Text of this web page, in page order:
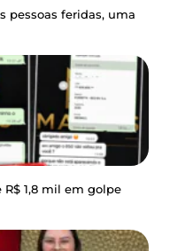
pessoas feridas, uma
1,8 mil em golpe